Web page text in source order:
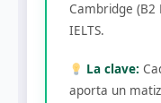
Cambridge (B2
IELTS.
La clave:
aporta un